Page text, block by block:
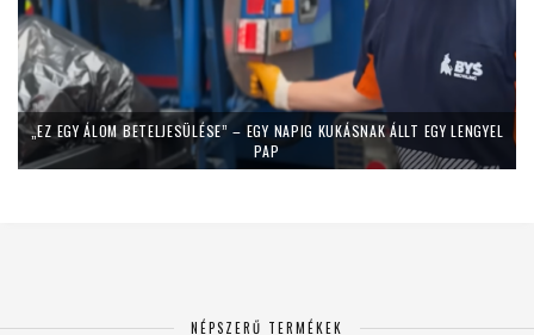
„EZ EGY ÁLOM BETELJESÜLÉSE” – EGY NAPIG KUKÁSNAK ÁLLT EGY LENGYEL
PAP
NÉPSZERŰ TERMÉKEK